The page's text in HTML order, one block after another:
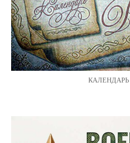
КАЛЕНДАРЬ